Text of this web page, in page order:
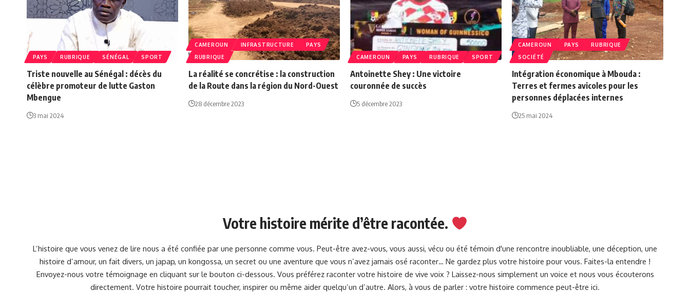
PAYS RUBRIQUE SÉNÉGAL SPORT
Triste nouvelle au Sénégal : décès du
célèbre promoteur de lutte Gaston
Mbengue
3 mai 2024
CAMEROUN INFRASTRUCTURE
PAYS
RUBRIQUE
La réalité se concrétise : la construction
de la Route dans la région du Nord-Ouest
28 décembre 2023
CAMEROUN PAYS RUBRIQUE SPORT
Antoinette Shey : Une victoire
couronnée de succès
5 décembre 2023
CAMEROUN PAYS
RUBRIQUE
SOCIÉTÉ
Intégration économique à Mbouda :
Terres et fermes avicoles pour les
personnes déplacées internes
25 mai 2024
Votre histoire mérite d’être racontée.
L’histoire que vous venez de lire nous a été confiée par une personne comme vous. Peut-être avez-vous, vous aussi, vécu ou été témoin d'une rencontre inoubliable, une déception, une
histoire d’amour, un fait divers, un japap, un kongossa, un secret ou une aventure que vous n’avez jamais osé raconter… Ne gardez plus votre histoire pour vous. Faites-la entendre !
Envoyez-nous votre témoignage en cliquant sur le bouton ci-dessous. Vous préférez raconter votre histoire de vive voix ? Laissez-nous simplement un voice et nous vous écouterons
directement. Votre histoire pourrait toucher, inspirer ou même aider quelqu’un d’autre. Alors, à vous de parler : votre histoire commence peut-être ici.